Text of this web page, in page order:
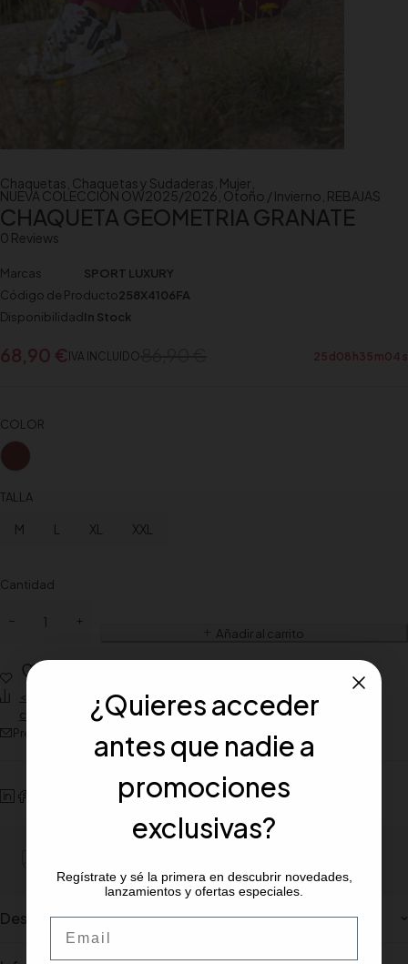
Chaquetas Chaquetas y Sudaderas Mujer
NUEVA COLECCION OW2025/2026 Otoño / Invierno REBAJAS
CHAQUETA GEOMETRIA GRANATE
0 Reviews
Marcas
SPORT LUXURY
Código de Producto258X4106FA
DisponibilidadIn Stock
68,90 € IVA INCLUIDO 25 d 08 h35 m03 s
COLOR
TALLA
M L XL XXL
Cantidad
Añadir al carrito
<span class="ts-tooltip button-tooltip" data-title="Añadir para
comparar">Compare</span>
Preguntar sobre el producto
Description
¿Quieres acceder
antes que nadie a
promociones
exclusivas?
Regístrate y sé la primera en descubrir novedades,
lanzamientos y ofertas especiales.